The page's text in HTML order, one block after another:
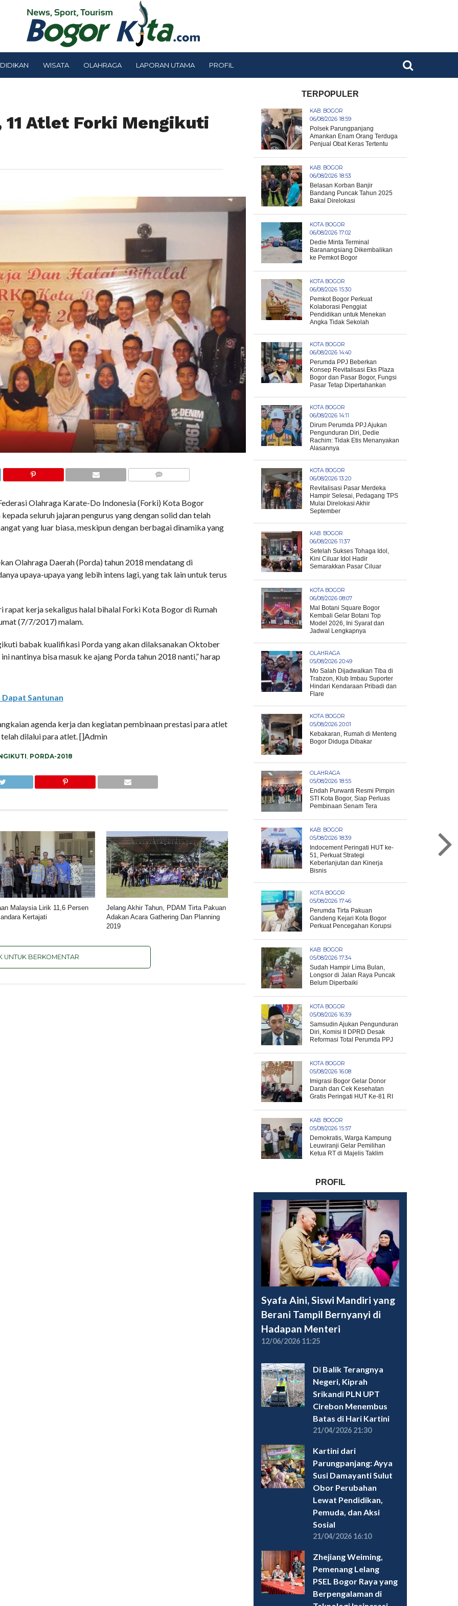
WISATA OLAHRAGA LAPORAN UTAMA PROFIL
11 Atlet Forki Mengikuti
Olahraga Karate-Do Indonesia (Forki) Kota Bogor
seluruh jajaran pengurus yang dengan solid dan telah
yang luar biasa, meskipun dengan berbagai dinamika yang
Olahraga Daerah (Porda) tahun 2018 mendatang di
upaya-upaya yang lebih intens lagi, yang tak lain untuk terus
kerja sekaligus halal bihalal Forki Kota Bogor di Rumah
(7/7/2017) malam.
babak kualifikasi Porda yang akan dilaksanakan Oktober
nantinya bisa masuk ke ajang Porda tahun 2018 nanti,” harap
Santunan
agenda kerja dan kegiatan pembinaan prestasi para atlet
dilalui para atlet. []Admin
, PORDA-2018
Malaysia Lirik 11,6 Persen
Kertajati
Jelang Akhir Tahun, PDAM Tirta Pakuan
Adakan Acara Gathering Dan Planning
2019
UNTUK BERKOMENTAR
TERPOPULER
KAB. BOGOR
06/08/2026 18:59
Polsek Parungpanjang
Amankan Enam Orang Terduga
Penjual Obat Keras Tertentu
KAB. BOGOR
06/08/2026 18:53
Belasan Korban Banjir
Bandang Puncak Tahun 2025
Bakal Direlokasi
KOTA BOGOR
06/08/2026 17:02
Dedie Minta Terminal
Baranangsiang Dikembalikan
ke Pemkot Bogor
KOTA BOGOR
06/08/2026 15:30
Pemkot Bogor Perkuat
Kolaborasi Penggiat
Pendidikan untuk Menekan
Angka Tidak Sekolah
KOTA BOGOR
06/08/2026 14:40
Perumda PPJ Beberkan
Konsep Revitalisasi Eks Plaza
Bogor dan Pasar Bogor, Fungsi
Pasar Tetap Dipertahankan
KOTA BOGOR
06/08/2026 14:11
Dirum Perumda PPJ Ajukan
Pengunduran Diri, Dedie
Rachim: Tidak Etis Menanyakan
Alasannya
KOTA BOGOR
06/08/2026 13:20
Revitalisasi Pasar Merdeka
Hampir Selesai, Pedagang TPS
Mulai Direlokasi Akhir
September
KAB. BOGOR
06/08/2026 11:37
Setelah Sukses Tohaga Idol,
Kini Ciluar Idol Hadir
Semarakkan Pasar Ciluar
KOTA BOGOR
06/08/2026 08:07
Mal Botani Square Bogor
Kembali Gelar Botani Top
Model 2026, Ini Syarat dan
Jadwal Lengkapnya
OLAHRAGA
05/08/2026 20:49
Mo Salah Dijadwalkan Tiba di
Trabzon, Klub Imbau Suporter
Hindari Kendaraan Pribadi dan
Flare
KOTA BOGOR
05/08/2026 20:01
Kebakaran, Rumah di Menteng
Bogor Diduga Dibakar
OLAHRAGA
05/08/2026 18:55
Endah Purwanti Resmi Pimpin
STI Kota Bogor, Siap Perluas
Pembinaan Senam Tera
KAB. BOGOR
05/08/2026 18:39
Indocement Peringati HUT ke-
51, Perkuat Strategi
Keberlanjutan dan Kinerja
Bisnis
KOTA BOGOR
05/08/2026 17:46
Perumda Tirta Pakuan
Gandeng Kejari Kota Bogor
Perkuat Pencegahan Korupsi
KAB. BOGOR
05/08/2026 17:34
Sudah Hampir Lima Bulan,
Longsor di Jalan Raya Puncak
Belum Diperbaiki
KOTA BOGOR
05/08/2026 16:39
Samsudin Ajukan Pengunduran
Diri, Komisi II DPRD Desak
Reformasi Total Perumda PPJ
KOTA BOGOR
05/08/2026 16:08
Imigrasi Bogor Gelar Donor
Darah dan Cek Kesehatan
Gratis Peringati HUT Ke-81 RI
KAB. BOGOR
05/08/2026 15:57
Demokratis, Warga Kampung
Leuwiranji Gelar Pemilihan
Ketua RT di Majelis Taklim
PROFIL
Syafa Aini, Siswi Mandiri yang
Berani Tampil Bernyanyi di
Hadapan Menteri
12/06/2026 11:25
Di Balik Terangnya
Negeri, Kiprah
Srikandi PLN UPT
Cirebon Menembus
Batas di Hari Kartini
21/04/2026 21:30
Kartini dari
Parungpanjang: Ayya
Susi Damayanti Sulut
Obor Perubahan
Lewat Pendidikan,
Pemuda, dan Aksi
Sosial
21/04/2026 16:10
Zhejiang Weiming,
Pemenang Lelang
PSEL Bogor Raya yang
Berpengalaman di